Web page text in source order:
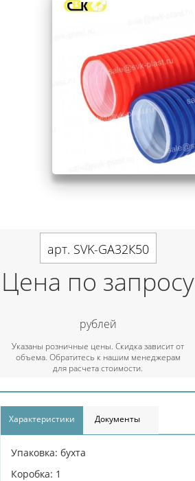
арт. SVK-GA32К50
Цена по запросу
рублей
Указаны розничные цены. Скидка зависит от
объема. Обратитесь к нашим менеджерам
для расчета стоимости.
Характеристики Документы
Упаковка: бухта
Коробка: 1